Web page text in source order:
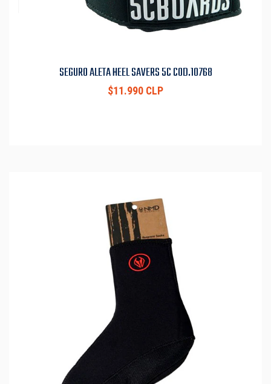
SEGURO ALETA HEEL SAVERS 5C COD.10768
$11.990 CLP